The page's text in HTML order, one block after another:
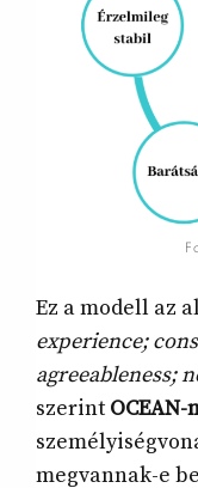
Ez a modell az
experience;
agreeableness;
szerint
megvannak-e